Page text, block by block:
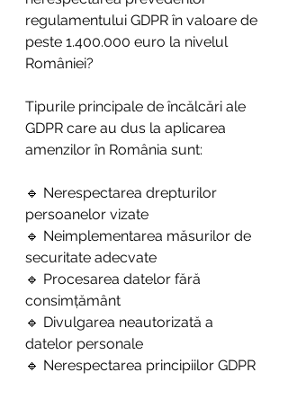
regulamentului GDPR în valoare de
peste 1.400.000 euro la nivelul
României?
Tipurile principale de încălcări ale
GDPR care au dus la aplicarea
amenzilor în România sunt:
🔹 Nerespectarea drepturilor
persoanelor vizate
🔹 Neimplementarea măsurilor de
securitate adecvate
🔹 Procesarea datelor fără
consimțământ
🔹 Divulgarea neautorizată a
datelor personale
🔹 Nerespectarea principiilor GDPR